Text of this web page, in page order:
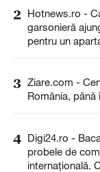
2 Hotnews.ro -
garsonieră
pentru un
3 Ziare.com -
România,
4 Digi24.ro -
probele de
internațională.